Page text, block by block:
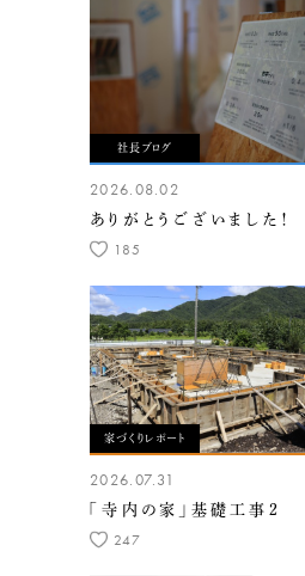
社長ブログ
2026.08.02
ありがとうございました！
185
家づくりレポート
2026.07.31
「寺内の家」基礎工事2
247